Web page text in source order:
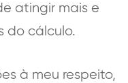
atingir mais e
do cálculo.
à meu respeito,